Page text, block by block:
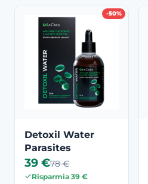
-50%
Detoxil Water
Parasites
39 €78 €
Risparmia 39 €